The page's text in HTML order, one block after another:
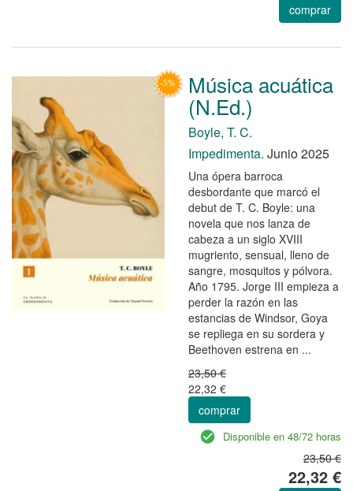
comprar
Música acuática
(N.Ed.)
Boyle, T. C.
Impedimenta. Junio 2025
Una ópera barroca
desbordante que marcó el
debut de T. C. Boyle: una
novela que nos lanza de
cabeza a un siglo XVIII
mugriento, sensual, lleno de
sangre, mosquitos y pólvora.
Año 1795. Jorge III empieza a
perder la razón en las
estancias de Windsor, Goya
se repliega en su sordera y
Beethoven estrena en ...
23,50 €
22,32 €
comprar
Disponible en 48/72 horas
23,50 €
22,32 €